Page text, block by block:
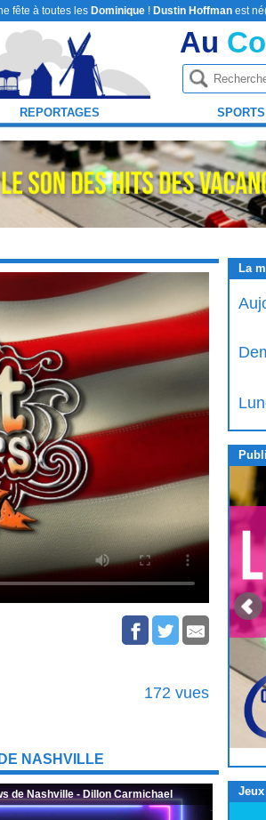
fête à toutes les Dominique ! Dustin Hoffman est
Au
REPORTAGES SPORTS
172 vues
NASHVILLE
de Nashville - Dillon Carmichael
La
Jeux